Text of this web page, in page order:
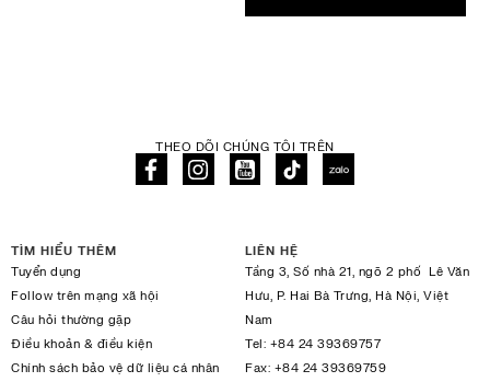
THEO DÕI CHÚNG TÔI TRÊN
TÌM HIỂU THÊM
Tuyển dụng
Follow trên mạng xã hội
Câu hỏi thường gặp
Điều khoản & điều kiện
Chính sách bảo vệ dữ liệu cá nhân
LIÊN HỆ
Tầng 3, Số nhà 21, ngõ 2 phố Lê Văn
Hưu, P. Hai Bà Trưng, Hà Nội, Việt
Nam
Tel: +84 24 39369757
Fax: +84 24 39369759